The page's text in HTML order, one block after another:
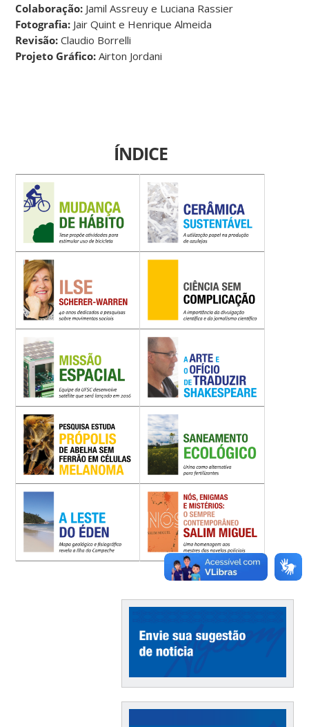
Colaboração: Jamil Assreuy e Luciana Rassier
Fotografia: Jair Quint e Henrique Almeida
Revisão: Claudio Borrelli
Projeto Gráfico: Airton Jordani
ÍNDICE